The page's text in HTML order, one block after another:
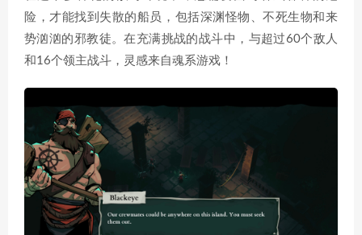
险，才能找到失散的船员，包括深渊怪物、不死生物和来
势汹汹的邪教徒。在充满挑战的战斗中，与超过60个敌人
和16个领主战斗，灵感来自魂系游戏！